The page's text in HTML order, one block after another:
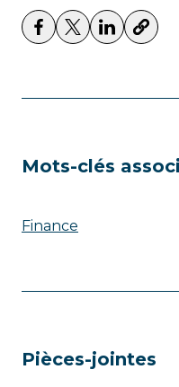
Mots-clés
Finance
Pièces-jointes